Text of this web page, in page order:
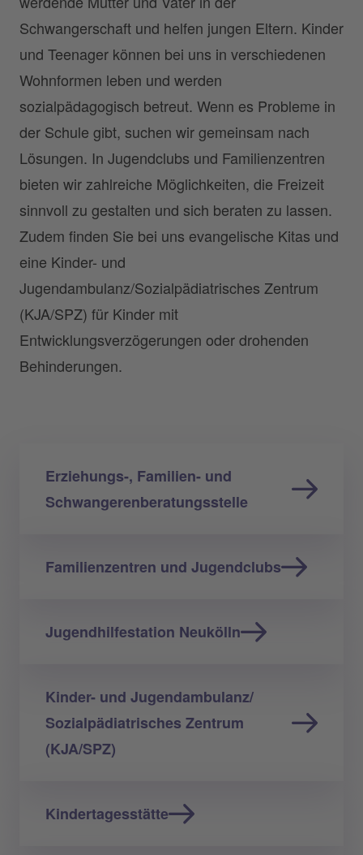
Schwangerschaft und helfen jungen Eltern. Kinder
und Teenager können bei uns in verschiedenen
Wohnformen leben und werden
sozialpädagogisch betreut. Wenn es Probleme in
der Schule gibt, suchen wir gemeinsam nach
Lösungen. In Jugendclubs und Familienzentren
bieten wir zahlreiche Möglichkeiten, die Freizeit
sinnvoll zu gestalten und sich beraten zu lassen.
Zudem finden Sie bei uns evangelische Kitas und
eine Kinder- und
Jugendambulanz/Sozialpädiatrisches Zentrum
(KJA/SPZ) für Kinder mit
Entwicklungsverzögerungen oder drohenden
Behinderungen.
Erziehungs-, Familien- und
Schwangerenberatungsstelle
Familienzentren und Jugendclubs
Jugendhilfestation Neukölln
Kinder- und Jugendambulanz/
Sozialpädiatrisches Zentrum
(KJA/SPZ)
Kindertagesstätte